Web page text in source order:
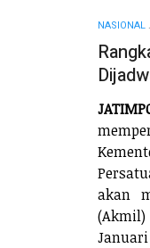
NASIONAL
akan